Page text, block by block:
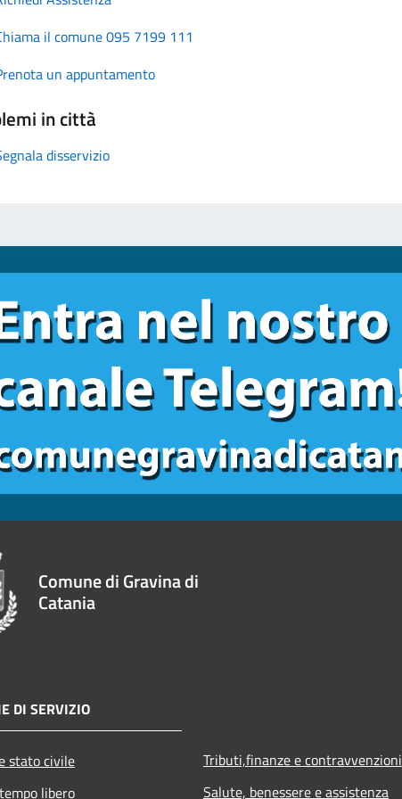
il comune 095 7199 111
un appuntamento
in città
disservizio
Comune di Gravina di
Catania
DI SERVIZIO
stato civile
libero
Tributi,finanze e contravvenzioni
Salute, benessere e assistenza